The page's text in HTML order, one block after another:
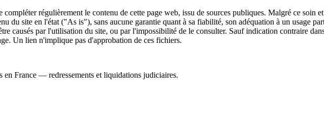
régulièrement le contenu de cette page web, issu de sources publiques. Malgré ce soin
du site en l'état ("As is"), sans aucune garantie quant à sa fiabilité, son adéquation à un usage
causés par l'utilisation du site, ou par l'impossibilité de le consulter. Sauf indication contraire
Un lien n'implique pas d'approbation de ces fichiers.
en France — redressements et liquidations judiciaires.